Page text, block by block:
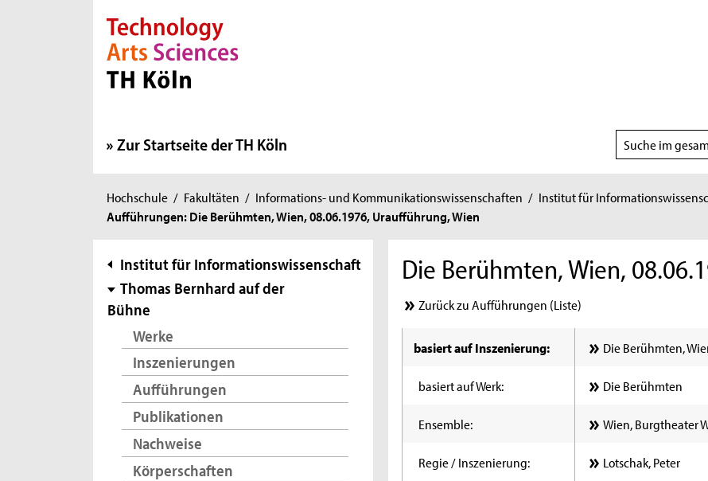
Direkt zur Hauptnavigation
Direkt zur Subnavigation
Direkt zum Inhalt
Direkt zum Fußbereich
Zur Startseite der TH Köln
Suchbereich
wählen
Sie
sind
Hochschule / Fakultäten / Informations- und Kommunikationswissenschaften / Institut für
Aufführungen: Die Berühmten, Wien, 08.06.1976, Uraufführung, Wien
Subnavigation
Institut für Informationswissenschaft
Thomas Bernhard auf der
Bühne
Werke
Inszenierungen
Aufführungen
Publikationen
Nachweise
Körperschaften
Die Berühmten, Wien,
Zurück zu Aufführungen (Liste)
basiert auf Inszenierung: Die Berühmten,
basiert auf Werk: Die Berühmten
Ensemble: Wien, Burgtheater
Regie / Inszenierung: Lotschak, Peter